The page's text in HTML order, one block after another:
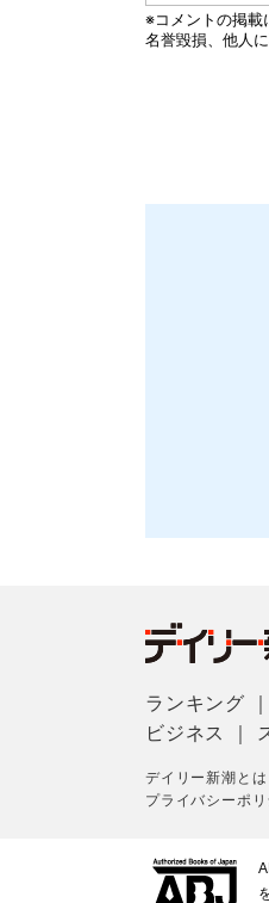
ランキング
ビジネス
デイリー新潮とは
プライバシーポリ